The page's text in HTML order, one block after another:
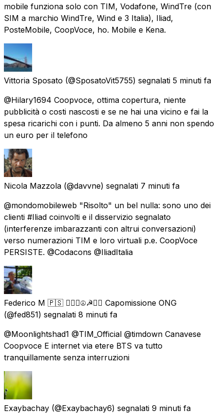
mobile funziona solo con TIM, Vodafone, WindTre (con
SIM a marchio WindTre, Wind e 3 Italia), Iliad,
PosteMobile, CoopVoce, ho. Mobile e Kena.
Vittoria Sposato (@SposatoVit5755) segnalati 5 minuti fa
@Hilary1694 Coopvoce, ottima copertura, niente
pubblicità o costi nascosti e se ne hai una vicino e fai la
spesa ricarichi con i punti. Da almeno 5 anni non spendo
un euro per il telefono
Nicola Mazzola (@davvne) segnalati 7 minuti fa
@mondomobileweb "Risolto" un bel nulla: sono uno dei
clienti #Iliad coinvolti e il disservizio segnalato
(interferenze imbarazzanti con altrui conversazioni)
verso numerazioni TIM e loro virtuali p.e. CoopVoce
PERSISTE. @Codacons @IliadItalia
Federico M 🇵🇸 ✊🏿🌈☮️☭🏴‍☠️ Capomissione ONG
(@fed851) segnalati 8 minuti fa
@Moonlightshad1 @TIM_Official @timdown Canavese
Coopvoce E internet via etere BTS va tutto
tranquillamente senza interruzioni
Exaybachay (@Exaybachay6) segnalati 9 minuti fa